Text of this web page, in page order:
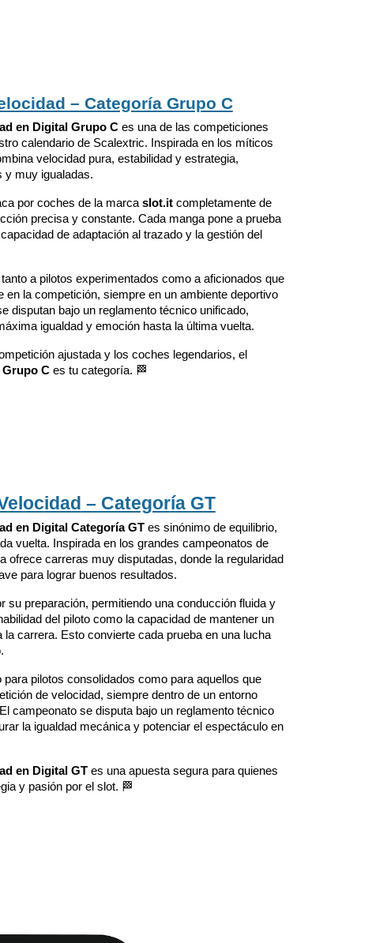
– Categoría Grupo C
en Digital Grupo Ces una de las competiciones
calendario de Scalextric. Inspirada en los míticos
velocidad pura, estabilidad y estrategia,
y muy igualadas.
por coches de la marcaslot.itcompletamente de
precisa y constante. Cada manga pone a prueba
de adaptación al trazado y la gestión del
a pilotos experimentados como a aficionados que
en la competición, siempre en un ambiente deportivo
disputan bajo un reglamento técnico unificado,
igualdad y emoción hasta la última vuelta.
ajustada y los coches legendarios, el
Grupo Ces tu categoría. 🏁
idad – Categoría GT
en Digital Categoría GTes sinónimo de equilibrio,
vuelta. Inspirada en los grandes campeonatos de
ofrece carreras muy disputadas, donde la regularidad
para lograr buenos resultados.
su preparación, permitiendo una conducción fluida y
del piloto como la capacidad de mantener un
la carrera. Esto convierte cada prueba en una lucha
pilotos consolidados como para aquellos que
de velocidad, siempre dentro de un entorno
campeonato se disputa bajo un reglamento técnico
la igualdad mecánica y potenciar el espectáculo en
en Digital GTes una apuesta segura para quienes
y pasión por el slot. 🏁